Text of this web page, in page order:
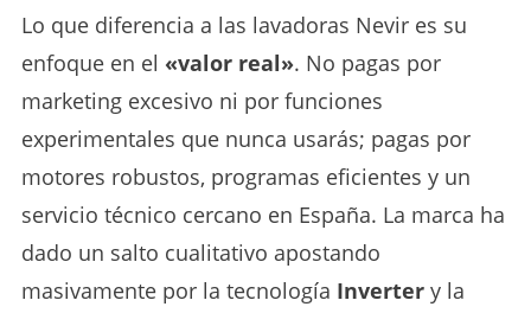
Lo que diferencia a las lavadoras Nevir es su
enfoque en el «valor real». No pagas por
marketing excesivo ni por funciones
experimentales que nunca usarás; pagas por
motores robustos, programas eficientes y un
servicio técnico cercano en España. La marca ha
dado un salto cualitativo apostando
masivamente por la tecnología Invertery la